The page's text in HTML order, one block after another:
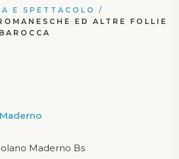
E SPETTACOLO
/
ED ALTRE FOLLIE
Maderno Bs